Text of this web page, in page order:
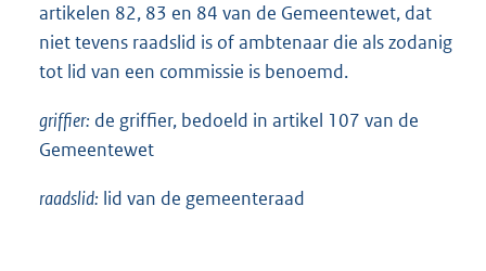
artikelen 82, 83 en 84 van de Gemeentewet, dat
niet tevens raadslid is of ambtenaar die als zodanig
tot lid van een commissie is benoemd.
griffier: de griffier, bedoeld in artikel 107 van de
Gemeentewet
raadslid: lid van de gemeenteraad